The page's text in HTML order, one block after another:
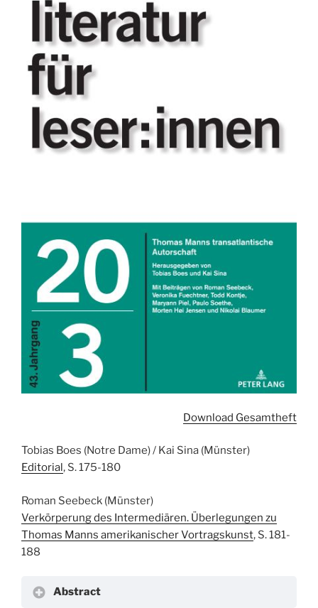
Download Gesamtheft
Tobias Boes (Notre Dame) / Kai Sina (Münster)
Editorial , S. 175-180
Roman Seebeck (Münster)
Verkörperung des Intermediären. Überlegungen zu
Thomas Manns amerikanischer Vortragskunst, S. 181-
188
Abstract